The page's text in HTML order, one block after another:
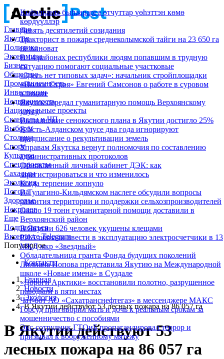
Главная
Якутия
Политика
Экономика
Бизнес
Общество
Промышленность
Инвестиции
Недвижимость
Национальные проекты
Скандалы и ЧП
Выборы
Столица
Спорт
Культура
Спецпроекты
Сахалыы
Экология
Погода
Здоровье
Некролог
Еще
Подписаться
ВконтактеTelegram
Популярное
Кыһалҕаны быһаарарга отчуттар үөһэттэн көмө
көрдүүллэр
Девять десятилетий созидания
Тракторист в пожаре среднеколымской тайги на 23 650 га
не виноват
В 14 районах республики людям попавшим в трудную
ситуацию помогают социальные участковые
«Здесь нет типовых задач»: начальник стройплощадки
«Полюс Строя» Евгений Самсонов о работе в суровом
климате
Якутск передал гуманитарную помощь Верхоянскому
улусу
Выполнение сенокосного плана в Якутии достигло 25%
В Усть-Алданском улусе два года игнорируют
предписание о рекультивации земель
Управам Якутска вернут полномочия по составлению
административных протоколов
Обновленный личный кабинет ДЭК: как
зарегистрироваться и что изменилось
Когда терпение лопнуло
В Тулагино-Кильдямском наслеге обсудили вопросы
развития территории и поддержки сельхозпроизводителей
Около 19 тонн гуманитарной помощи доставили в
Верхоянский район
В Якутии 626 человек укушены клещами
РИА обязали ввести в эксплуатацию электросчетчики в 13
МКД мкр «Звездный»
Обладательница гранта Фонда будущих поколений
Лилиана Попова представила Якутию на Международной
школе «Новые имена» в Суздале
«Дороги Арктики» восстановили полотно, разрушенное
паводком в пяти местах
Чат-бот АО «Сахатранснефтегаз» в мессенджере МАКС
Горсуд приговорил мать и дочь к реальным срокам за
мошенничество с пособиями
Экс-сотрудник ГТОиБ пропагандировал террор и
призывал к вооруженному мятежу
Контакты
Главная
Новости
Экология
В Якутии действуют 53 лесных пожара на 86 057 га
В Якутии действуют 53
лесных пожара на 86 057 га